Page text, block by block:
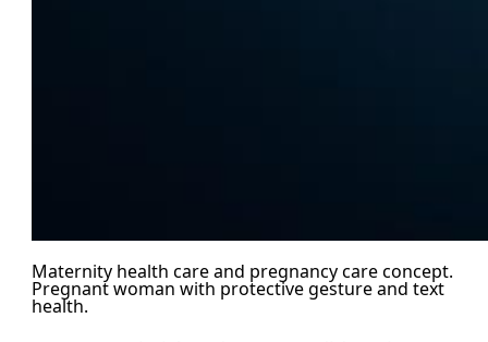
Maternity health care and pregnancy care concept.
Pregnant woman with protective gesture and text
health.